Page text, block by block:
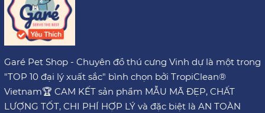
Garé Pet Shop - Chuyên đồ thú cưng Vinh dự là một trong
"TOP 10 đại lý xuất sắc" bình chọn bởi TropiClean®
Vietnam🏆 CAM KẾT sản phẩm MẪU MÃ ĐẸP, CHẤT
LƯỢNG TỐT, CHI PHÍ HỢP LÝ và đặc biệt là AN TOÀN